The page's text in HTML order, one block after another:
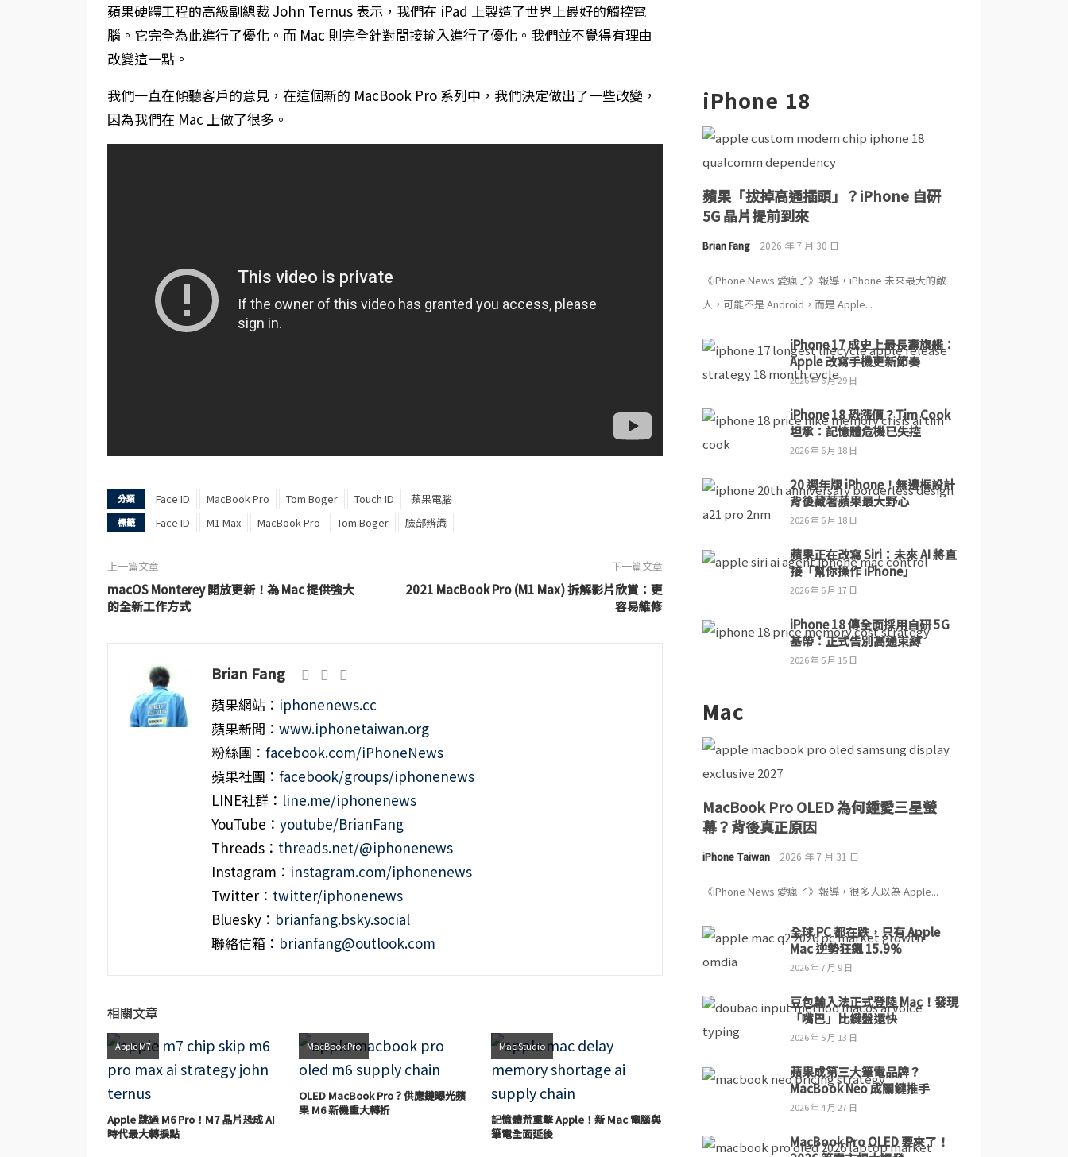
蘋果硬體工程的高級副總裁 John Ternus 表示，我們在 iPad 上製造了世界上最好的觸控電
腦。它完全為此進行了優化。而 Mac 則完全針對間接輸入進行了優化。我們並不覺得有理由
改變這一點。
我們一直在傾聽客戶的意見，在這個新的 MacBook Pro 系列中，我們決定做出了一些改變，
因為我們在 Mac 上做了很多。
分類 Face ID MacBook Pro Tom Boger Touch ID 蘋果電腦
標籤 Face ID M1 Max MacBook Pro Tom Boger 臉部辨識
上一篇文章
macOS Monterey 開放更新！為 Mac 提供強大
的全新工作方式
下一篇文章
2021 MacBook Pro (M1 Max) 拆解影片欣賞：更
容易維修
Brian Fang
蘋果網站： iphonenews.cc
蘋果新聞： www.iphonetaiwan.org
粉絲團： facebook.com/iPhoneNews
蘋果社團： facebook/groups/iphonenews
LINE社群： line.me/iphonenews
YouTube： youtube/BrianFang
Threads： threads.net/@iphonenews
Instagram： instagram.com/iphonenews
Twitter： twitter/iphonenews
Bluesky： brianfang.bsky.social
聯絡信箱： brianfang@outlook.com
相關文章
Apple M7
Apple 跳過 M6 Pro！M7 晶片恐成 AI
時代最大轉捩點
MacBook Pro
OLED MacBook Pro？供應鏈曝光蘋
果 M6 新機重大轉折
Mac Studio
記憶體荒重擊 Apple！新 Mac 電腦與
筆電全面延後
iPhone 18
蘋果「拔掉高通插頭」？iPhone 自研
5G 晶片提前到來
Brian Fang 2026 年 7 月 30 日
《iPhone News 愛瘋了》報導，iPhone 未來最大的敵
人，可能不是 Android，而是 Apple...
iPhone 17 成史上最長壽旗艦：
Apple 改寫手機更新節奏
2026 年 6 月 29 日
iPhone 18 恐漲價？Tim Cook
坦承：記憶體危機已失控
2026 年 6 月 18 日
20 週年版 iPhone！無邊框設計
背後藏著蘋果最大野心
2026 年 6 月 18 日
蘋果正在改寫 Siri：未來 AI 將直
接「幫你操作 iPhone」
2026 年 6 月 17 日
iPhone 18 傳全面採用自研 5G
基帶：正式告別高通束縛
2026 年 5 月 15 日
Mac
MacBook Pro OLED 為何鍾愛三星螢
幕？背後真正原因
iPhone Taiwan 2026 年 7 月 31 日
《iPhone News 愛瘋了》報導，很多人以為 Apple...
全球 PC 都在跌，只有 Apple
Mac 逆勢狂飆 15.9%
2026 年 7 月 9 日
豆包輸入法正式登陸 Mac！發現
「嘴巴」比鍵盤還快
2026 年 5 月 13 日
蘋果成第三大筆電品牌？
MacBook Neo 成關鍵推手
2026 年 4 月 27 日
MacBook Pro OLED 要來了！